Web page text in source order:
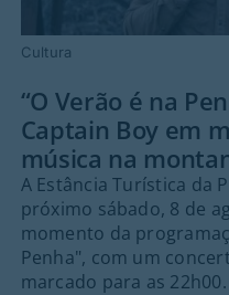
Cultura
“O Verão é na
Captain Boy em
música na
A Estância Turística da
próximo sábado, 8 de
momento da
Penha", com um
marcado para as